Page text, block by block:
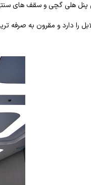
پنل هلی گچی و سقف های
را دارد و مقرون به صرفه